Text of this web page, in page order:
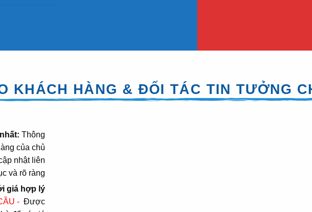
KHÁCH HÀNG & ĐỐI TÁC TIN TƯỞNG
Thông
của chủ
nhật liên
và rõ ràng
giá hợp lý
- Được